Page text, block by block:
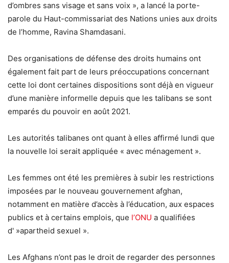
d’ombres sans visage et sans voix », a lancé la porte-
parole du Haut-commissariat des Nations unies aux droits
de l’homme, Ravina Shamdasani.
Des organisations de défense des droits humains ont
également fait part de leurs préoccupations concernant
cette loi dont certaines dispositions sont déjà en vigueur
d’une manière informelle depuis que les talibans se sont
emparés du pouvoir en août 2021.
Les autorités talibanes ont quant à elles affirmé lundi que
la nouvelle loi serait appliquée « avec ménagement ».
Les femmes ont été les premières à subir les restrictions
imposées par le nouveau gouvernement afghan,
notamment en matière d’accès à l’éducation, aux espaces
publics et à certains emplois, que l’ONU a qualifiées
d' »apartheid sexuel ».
Les Afghans n’ont pas le droit de regarder des personnes